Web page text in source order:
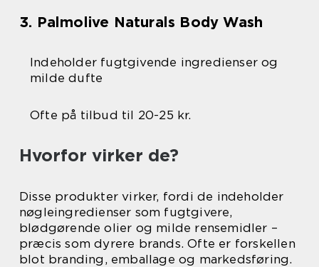
3. Palmolive Naturals Body Wash
Indeholder fugtgivende ingredienser og
milde dufte
Ofte på tilbud til 20-25 kr.
Hvorfor virker de?
Disse produkter virker, fordi de indeholder
nøgleingredienser som fugtgivere,
blødgørende olier og milde rensemidler –
præcis som dyrere brands. Ofte er forskellen
blot branding, emballage og markedsføring.